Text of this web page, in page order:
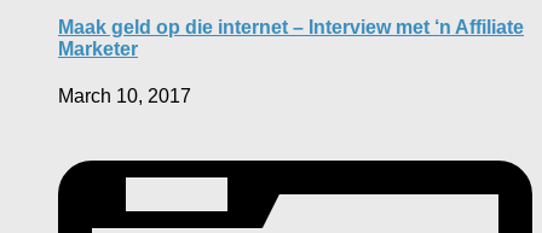
Maak geld op die internet – Interview met ‘n Affiliate
Marketer
March 10, 2017